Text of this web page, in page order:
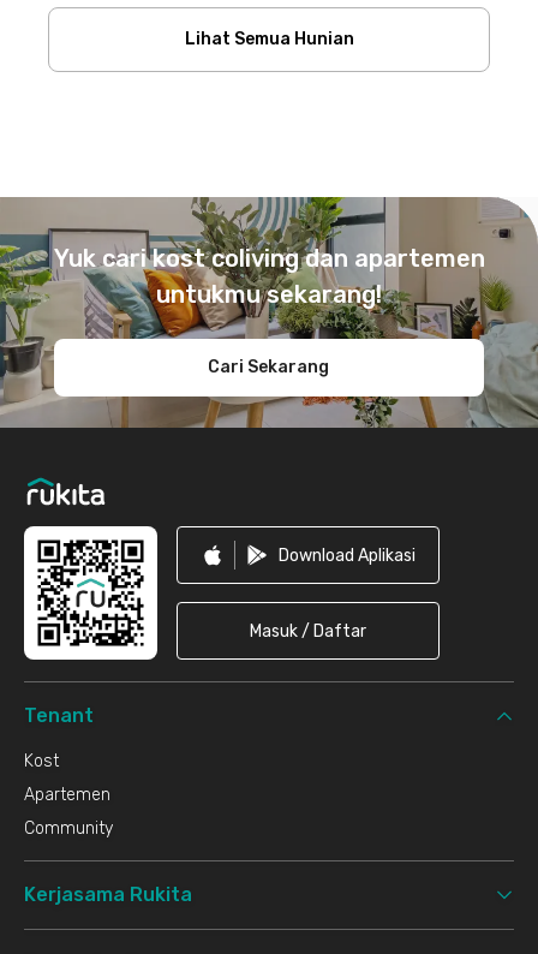
Lihat Semua Hunian
Yuk cari kost coliving dan apartemen
untukmu sekarang!
Cari Sekarang
Download Aplikasi
Masuk / Daftar
Tenant
Kost
Apartemen
Community
Kerjasama Rukita